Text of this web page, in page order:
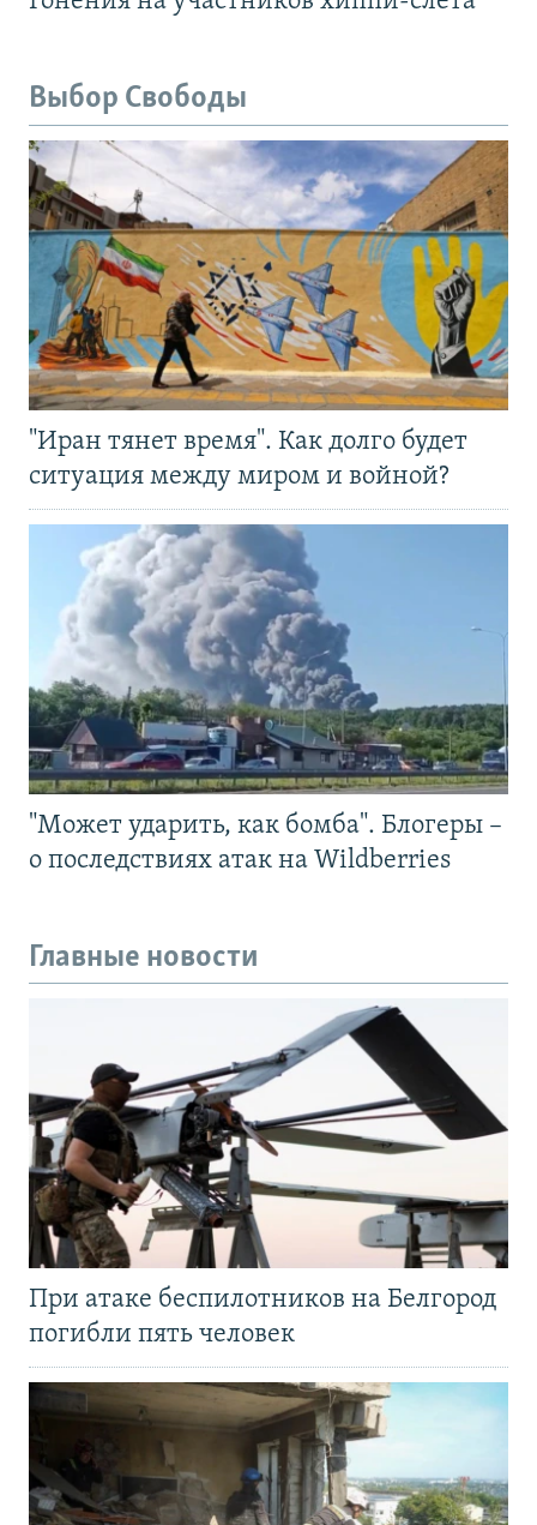
Выбор Свободы
"Иран тянет время". Как долго будет
ситуация между миром и войной?
"Может ударить, как бомба". Блогеры –
о последствиях атак на Wildberries
Главные новости
При атаке беспилотников на Белгород
погибли пять человек